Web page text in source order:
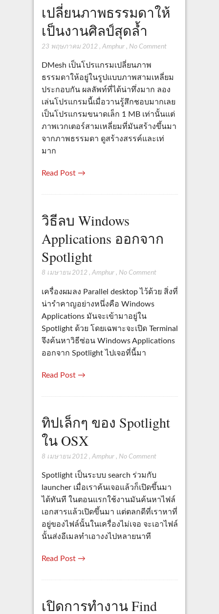
เปลี่ยนภาพธรรมดาให้
เป็นงานศิลป์สุดล้ำ
23 พฤษภาคม 2012 , Amphur, No Comment
DMesh เป็นโปรแกรมเปลี่ยนภาพ
ธรรมดาให้อยู่ในรูปแบบภาพสามเหลี่ยม
ประกอบกัน ผลลัพท์ที่ได้น่าทึ่งมาก ลอง
เล่นโปรแกรมนี้เมื่อวานรู้สึกชอบมากเลย
เป็นโปรแกรมขนาดเล็ก 1 MB เท่านั้นแต่
ภาพเวกเตอร์สามเหลี่ยมที่มันสร้างขึ้นมา
จากภาพธรรมดา ดูสร้างสรรค์และเท่
มาก
Read Post →
วิธีลบ Windows
Applications ออกจาก
Spotlight
8 เมษายน 2012 , Amphur, No Comment
เครื่องผมลง Parallel desktop ไว้ด้วย สิ่งที่
น่ารำคาญอย่างหนึ่งคือ Windows
Applications มันจะเข้ามาอยู่ใน
Spotlight ด้วย โดยเฉพาะจะเปิด Terminal
จึงค้นหาวิธีซ่อน Windows Applications
ออกจาก Spotlight ไปเจอที่นี้มา
Read Post →
ทิปเล็กๆ ของ Spotlight
ใน OSX
8 เมษายน 2012 , Amphur, No Comment
Spotlight เป็นระบบ search ร่วมกับ
launcher เมื่อเราค้นเจอแล้วก็เปิดขึ้นมา
ได้ทันที ในตอนแรกใช้งานมันค้นหาไฟล์
เอกสารแล้วเปิดขึ้นมา แต่ตลกดีที่เราหาที่
อยู่ของไฟล์นั้นในเครื่องไม่เจอ จะเอาไฟล์
นั้นส่งอีเมลทำเอางงไปหลายนาที
Read Post →
เปิดการทำงาน Find